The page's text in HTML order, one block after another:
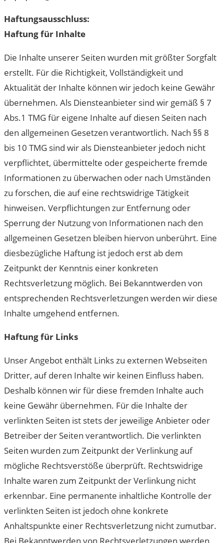
Haftungsausschluss:
Haftung für Inhalte
Die Inhalte unserer Seiten wurden mit größter Sorgfalt
erstellt. Für die Richtigkeit, Vollständigkeit und
Aktualität der Inhalte können wir jedoch keine Gewähr
übernehmen. Als Diensteanbieter sind wir gemäß § 7
Abs.1 TMG für eigene Inhalte auf diesen Seiten nach
den allgemeinen Gesetzen verantwortlich. Nach §§ 8
bis 10 TMG sind wir als Diensteanbieter jedoch nicht
verpflichtet, übermittelte oder gespeicherte fremde
Informationen zu überwachen oder nach Umständen
zu forschen, die auf eine rechtswidrige Tätigkeit
hinweisen. Verpflichtungen zur Entfernung oder
Sperrung der Nutzung von Informationen nach den
allgemeinen Gesetzen bleiben hiervon unberührt. Eine
diesbezügliche Haftung ist jedoch erst ab dem
Zeitpunkt der Kenntnis einer konkreten
Rechtsverletzung möglich. Bei Bekanntwerden von
entsprechenden Rechtsverletzungen werden wir diese
Inhalte umgehend entfernen.
Haftung für Links
Unser Angebot enthält Links zu externen Webseiten
Dritter, auf deren Inhalte wir keinen Einfluss haben.
Deshalb können wir für diese fremden Inhalte auch
keine Gewähr übernehmen. Für die Inhalte der
verlinkten Seiten ist stets der jeweilige Anbieter oder
Betreiber der Seiten verantwortlich. Die verlinkten
Seiten wurden zum Zeitpunkt der Verlinkung auf
mögliche Rechtsverstöße überprüft. Rechtswidrige
Inhalte waren zum Zeitpunkt der Verlinkung nicht
erkennbar. Eine permanente inhaltliche Kontrolle der
verlinkten Seiten ist jedoch ohne konkrete
Anhaltspunkte einer Rechtsverletzung nicht zumutbar.
Bei Bekanntwerden von Rechtsverletzungen werden